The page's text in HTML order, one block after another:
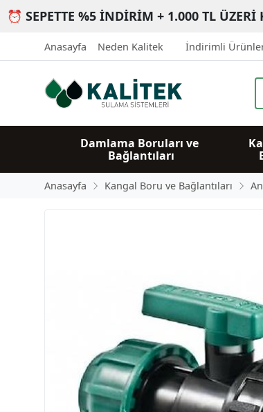
⏰ SEPETTE %5 İNDİRİM + 1.000 TL ÜZERİ
Anasayfa Neden Kalitek İndirimli
Damlama Boruları ve
Bağlantıları
Anasayfa Kangal Boru ve Bağlantıları